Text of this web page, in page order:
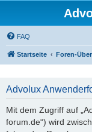
FAQ
Startseite Foren-
Advolux
Mit dem Zugriff auf
forum.de“) wird